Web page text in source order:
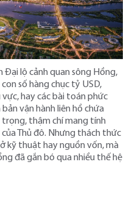
Đại lộ cảnh quan sông Hồng,
số hàng chục tỷ USD,
hay các bài toán phức
vận hành liên hồ chứa
trọng, thậm chí mang tính
Thủ đô. Nhưng thách thức
kỹ thuật hay nguồn vốn, mà
đã gắn bó qua nhiều thế hệ